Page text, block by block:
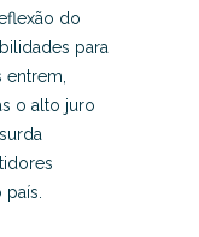
do
para
o alto juro